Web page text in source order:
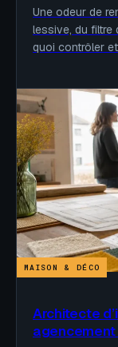
Une odeur de
lessive, du filtre
quoi contrôler
MAISON & DÉCO
Architecte